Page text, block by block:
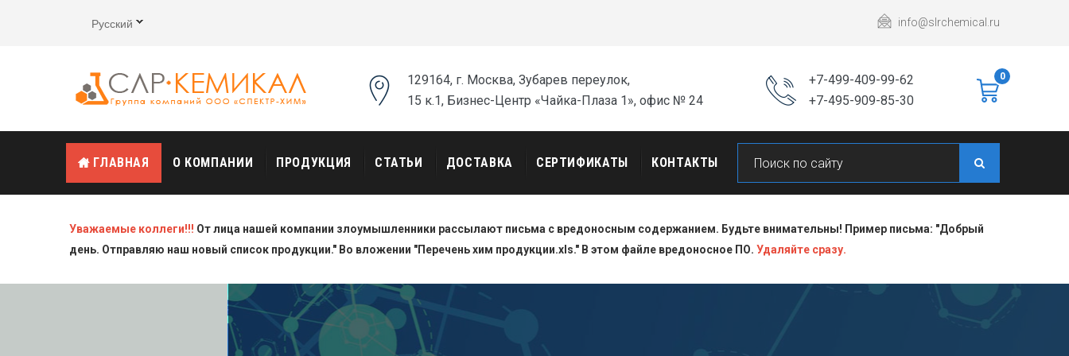
Русский info@slrchemical.ru
129164, г. Москва, Зубарев переулок,
15 к.1, Бизнес-Центр «Чайка-Плаза 1», офис № 24
+7-499-409-99-62
+7-495-909-85-30
0
ГЛАВНАЯ О КОМПАНИИ ПРОДУКЦИЯ СТАТЬИ ДОСТАВКА СЕРТИФИКАТЫ КОНТАКТЫ
Уважаемые коллеги!!! От лица нашей компании злоумышленники рассылают письма с вредоносным содержанием. Будьте внимательны! Пример письма: "Добрый
день. Отправляю наш новый список продукции." Во вложении "Перечень хим продукции.xls." В этом файле вредоносное ПО. Удаляйте сразу.